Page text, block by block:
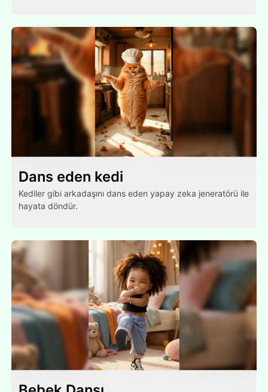
Dans eden kedi
Kediler gibi arkadaşını dans eden yapay zeka jeneratörü ile
hayata döndür.